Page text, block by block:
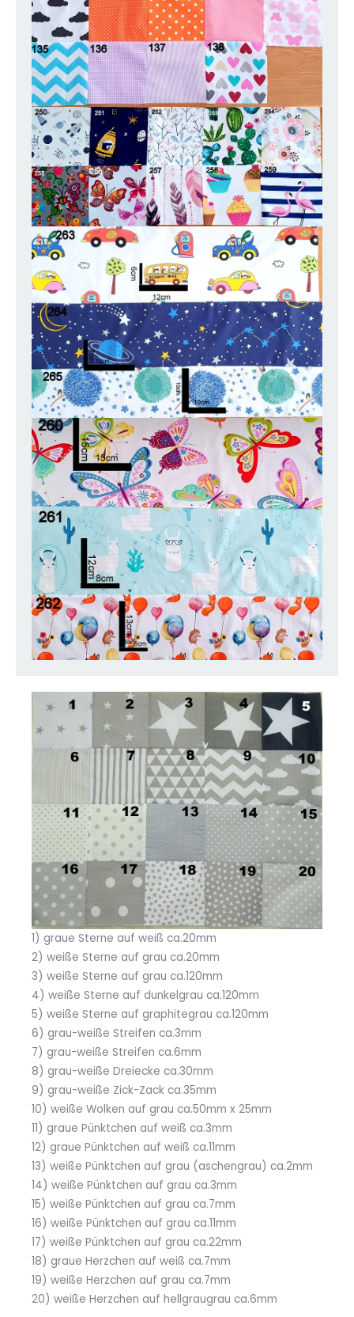
1) graue Sterne auf weiß ca.20mm
2) weiße Sterne auf grau ca.20mm
3) weiße Sterne auf grau ca.120mm
4) weiße Sterne auf dunkelgrau ca.120mm
5) weiße Sterne auf graphitegrau ca.120mm
6) grau-weiße Streifen ca.3mm
7) grau-weiße Streifen ca.6mm
8) grau-weiße Dreiecke ca.30mm
9) grau-weiße Zick-Zack ca.35mm
10) weiße Wolken auf grau ca.50mm x 25mm
11) graue Pünktchen auf weiß ca.3mm
12) graue Pünktchen auf weiß ca.11mm
13) weiße Pünktchen auf grau (aschengrau) ca.2mm
14) weiße Pünktchen auf grau ca.3mm
15) weiße Pünktchen auf grau ca.7mm
16) weiße Pünktchen auf grau ca.11mm
17) weiße Pünktchen auf grau ca.22mm
18) graue Herzchen auf weiß ca.7mm
19) weiße Herzchen auf grau ca.7mm
20) weiße Herzchen auf hellgraugrau ca.6mm